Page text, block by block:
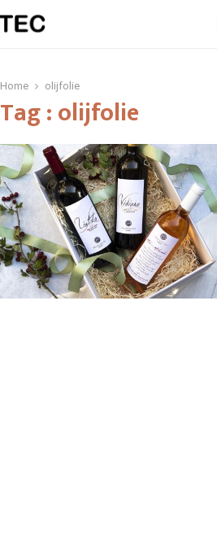
Home olijfolie
Tag : olijfolie